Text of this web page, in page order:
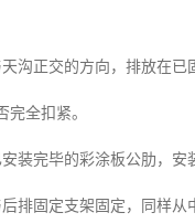
天沟正交的方向，排放在
全扣紧。
装完毕的彩涂板公肋，安
后排固定支架固定，同样